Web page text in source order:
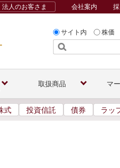
サイト内 株価
法人のお客さま 会社案内
取扱商品 マ
式 投資信託 債券 ラッ